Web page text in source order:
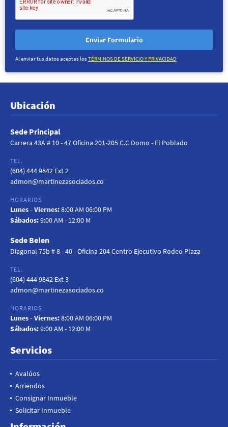
Enviar Formulario
Al enviar tus datos aceptas losTÉRMINOS DE SERVICIO Y PRIVACIDAD
Ubicación
Sede Principal
Carrera 43A # 10 - 47 Oficina 201-205 C.C Domo - El Poblado
TEL.
(604) 444 9842 Ext 2
admon@martinezasociados.co
HORARIOS
Lunes - Viernes:8:00 AM 06:00 PM
Sábados:9:00 AM - 12:00 M
Sede Belen
Diagonal 75b # 8 - 40 - Oficina 204 Centro Ejecutivo Rodeo Plaza
TEL.
(604) 444 9842 Ext 3
admon@martinezasociados.co
HORARIOS
Lunes - Viernes:8:00 AM 06:00 PM
Sábados:9:00 AM - 12:00 M
Servicios
Avalúos
Arriendos
Consignar Inmueble
Solicitar Inmueble